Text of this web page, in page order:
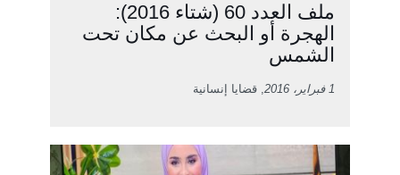
ملف العدد 60 (شتاء 2016):
الهجرة أو البحث عن مكان تحت
الشمس
1 فبراير، 2016 , قضايا إنسانية